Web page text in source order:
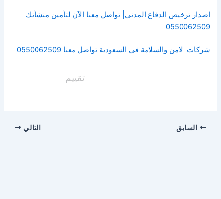
اصدار ترخيص الدفاع المدني| تواصل معنا الآن لتأمين منشأتك
0550062509
شركات الامن والسلامة في السعودية تواصل معنا 0550062509
تقييم
السابق التالي